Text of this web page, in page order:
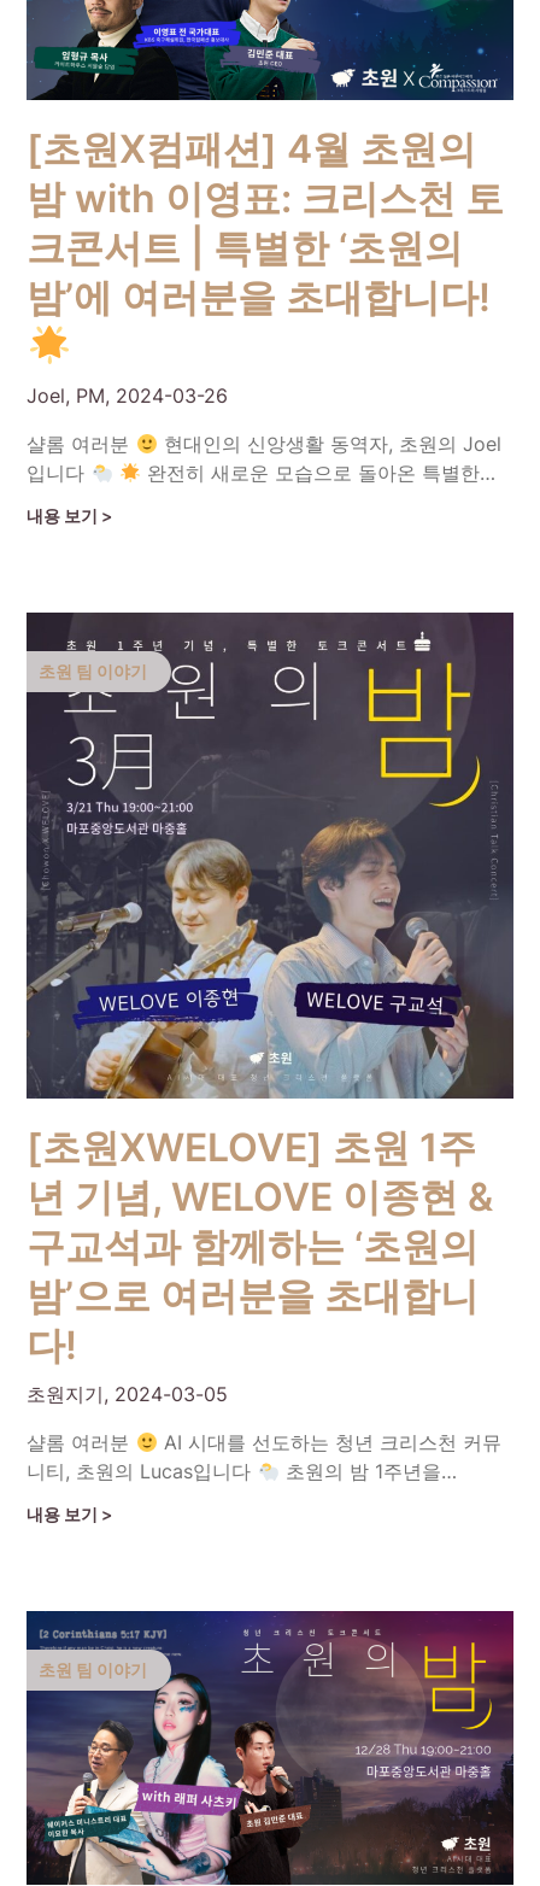
[초원X컴패션] 4월 초원의
밤 with 이영표: 크리스천 토
크콘서트 | 특별한 ‘초원의
밤’에 여러분을 초대합니다!
Joel, PM, 2024-03-26
샬롬 여러분
현대인의 신앙생활 동역자, 초원의 Joel
입니다
완전히 새로운 모습으로 돌아온 특별한…
Continue Reading
초원 팀 이야기
[초원XWELOVE] 초원 1주
년 기념, WELOVE 이종현 &
구교석과 함께하는 ‘초원의
밤’으로 여러분을 초대합니
다!
초원지기, 2024-03-05
샬롬 여러분
AI 시대를 선도하는 청년 크리스천 커뮤
니티, 초원의 Lucas입니다
초원의 밤 1주년을…
Continue Reading
초원 팀 이야기